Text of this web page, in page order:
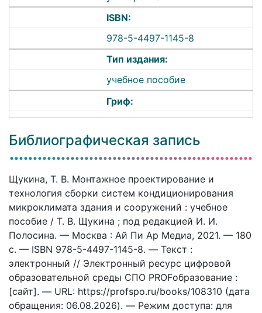
ISBN:
978-5-4497-1145-8
Тип издания:
учебное пособие
Гриф:
Библиографическая запись
Щукина, Т. В. Монтажное проектирование и
технология сборки систем кондиционирования
микроклимата здания и сооружений : учебное
пособие / Т. В. Щукина ; под редакцией И. И.
Полосина. — Москва : Ай Пи Ар Медиа, 2021. — 180
c. — ISBN 978-5-4497-1145-8. — Текст :
электронный // Электронный ресурс цифровой
образовательной среды СПО PROFобразование :
[сайт]. — URL: https://profspo.ru/books/108310 (дата
обращения: 06.08.2026). — Режим доступа: для